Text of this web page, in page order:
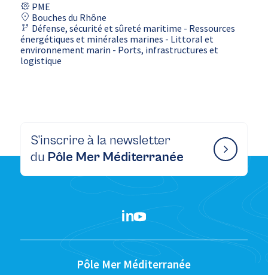
PME
Bouches du Rhône
Défense, sécurité et sûreté maritime - Ressources
énergétiques et minérales marines - Littoral et
environnement marin - Ports, infrastructures et
logistique
S’inscrire à la newsletter
du Pôle Mer Méditerranée
Pôle Mer Méditerranée